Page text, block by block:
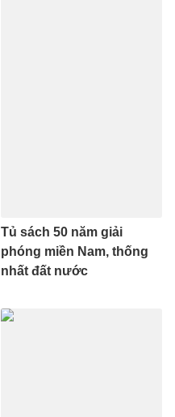
Tủ sách 50 năm giải
phóng miền Nam, thống
nhất đất nước